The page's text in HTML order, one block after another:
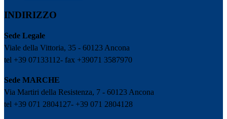
INDIRIZZO
Sede Legale
Viale della Vittoria, 35 - 60123 Ancona
tel +39 07133112- fax +39071 3587970
Sede MARCHE
Via Martiri della Resistenza, 7 - 60123 Ancona
tel +39 071 2804127- +39 071 2804128